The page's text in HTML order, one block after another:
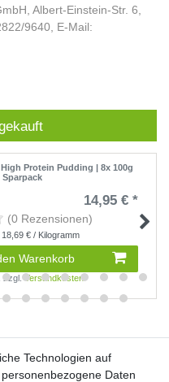
Albert-Einstein-Str. 6,
9640, E-Mail:
Protein Pudding | 8x 100g
14,95 € *
(0 Rezensionen)
18,69 € / Kilogramm
Warenkorb
zzgl. Versandkosten
Technologien auf
Daten
Technologien auf
Daten